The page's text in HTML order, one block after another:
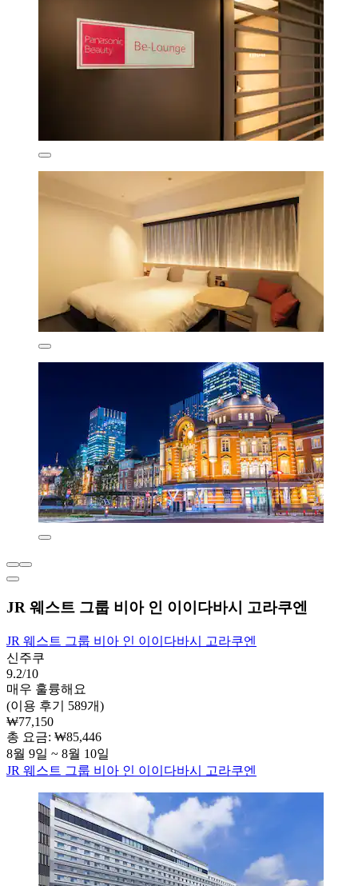
JR 웨스트 그룹 비아 인 이이다바시 고라쿠엔
JR 웨스트 그룹 비아 인 이이다바시 고라쿠엔
신주쿠
9.2/10
매우 훌륭해요
(이용 후기 589개)
₩77,150
총 요금: ₩85,446
8월 9일 ~ 8월 10일
JR 웨스트 그룹 비아 인 이이다바시 고라쿠엔